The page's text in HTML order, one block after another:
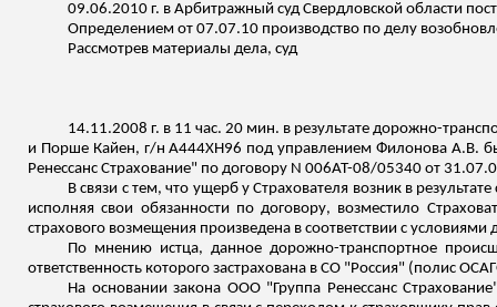
09.06.2010 г. в Арбитражный суд Свердловской области
Определением от 07.07.10 производство по делу
Рассмотрев материалы дела, суд
14.11.2008 г. в 11 час. 20 мин. в результате дорожно-
и Порше Кайен, г/н А444ХН96 под управлением ФилоноваА.В.
Ренессанс Страхование" по договору N 006АТ-08/05340 от
В связи с тем, что ущерб у Страхователя возник в
исполняя свои обязанности по договору, возместило
страхового возмещения произведена в соответствии с
По мнению истца, данное дорожно-транспортное
ответственность которого застрахована в СО "Россия" (полис
На основании закона ООО"Группа Ренессанс